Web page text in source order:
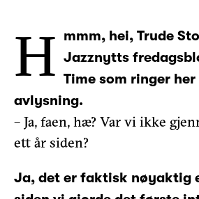
H mmm, hei, Trude
Jazznytts
Time som ringer her
avlysning.
– Ja, faen, hæ? Var vi ikke
ett år siden?
Ja, det er faktisk nøyaktig